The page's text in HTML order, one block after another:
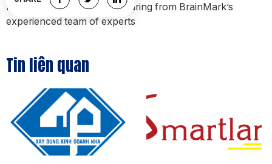
knowledge and practical sharing from BrainMark’s
experienced team of experts
Tin liên quan